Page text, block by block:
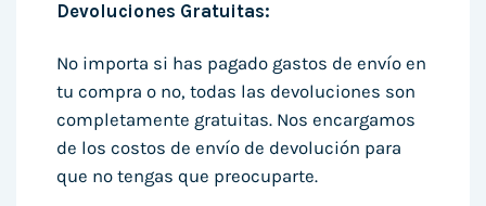
Devoluciones Gratuitas:
No importa si has pagado gastos de envío en
tu compra o no, todas las devoluciones son
completamente gratuitas. Nos encargamos
de los costos de envío de devolución para
que no tengas que preocuparte.